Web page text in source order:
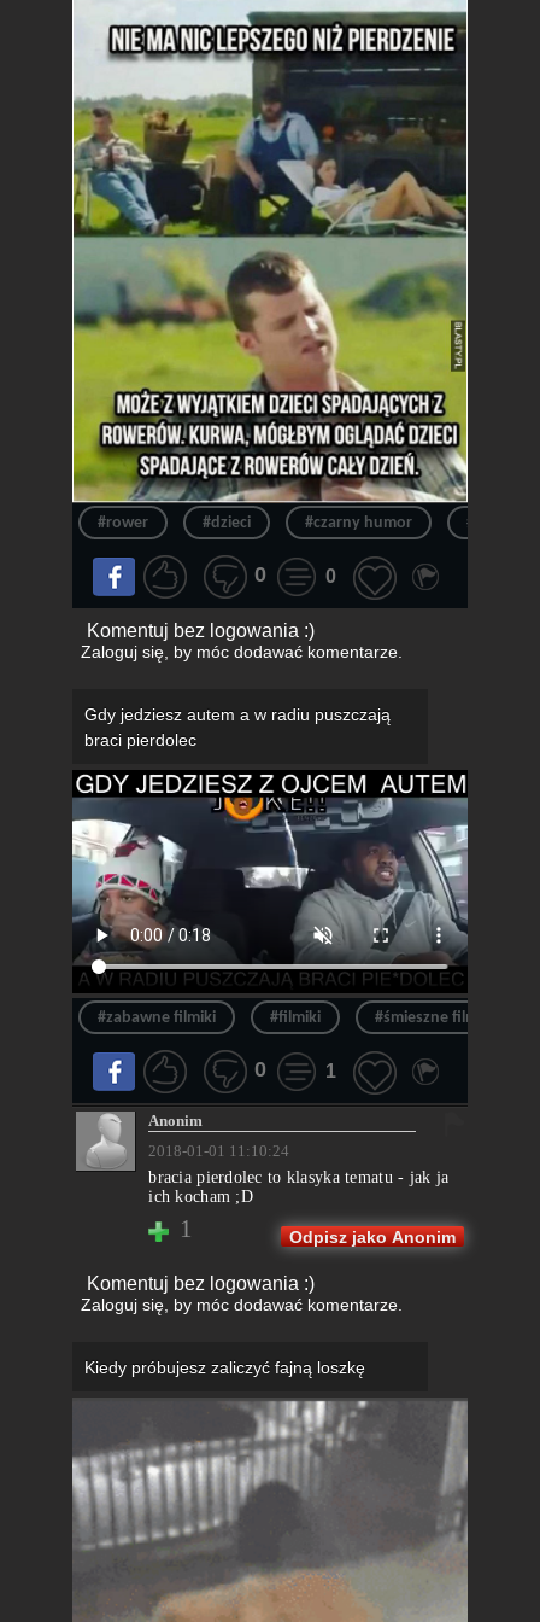
#rower #dzieci #czarny humor
0 0
Komentuj bez logowania :)
Zaloguj się, by móc dodawać komentarze.
Gdy jedziesz autem a w radiu puszczają
braci pierdolec
#zabawne filmiki #filmiki #śmieszne filmiki
0 1
Anonim
2018-01-01 11:10:24
bracia pierdolec to klasyka tematu - jak ja
ich kocham ;D
1 Odpisz jako Anonim
Komentuj bez logowania :)
Zaloguj się, by móc dodawać komentarze.
Kiedy próbujesz zaliczyć fajną loszkę